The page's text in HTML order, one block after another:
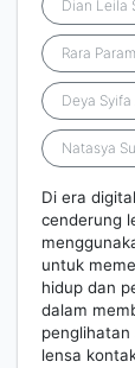
Dian Leila
Rara
Deya Syifa
Natasya
Di era
cenderung
untuk
hidup dan
dalam
lensa